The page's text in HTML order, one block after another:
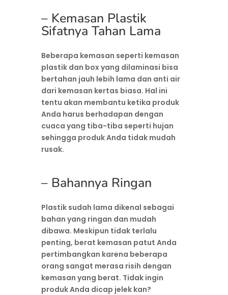
– Kemasan Plastik
Sifatnya Tahan Lama
Beberapa kemasan seperti kemasan
plastik dan box yang dilaminasi bisa
bertahan jauh lebih lama dan anti air
dari kemasan kertas biasa. Hal ini
tentu akan membantu ketika produk
Anda harus berhadapan dengan
cuaca yang tiba-tiba seperti hujan
sehingga produk Anda tidak mudah
rusak.
– Bahannya Ringan
Plastik sudah lama dikenal sebagai
bahan yang ringan dan mudah
dibawa. Meskipun tidak terlalu
penting, berat kemasan patut Anda
pertimbangkan karena beberapa
orang sangat merasa risih dengan
kemasan yang berat. Tidak ingin
produk Anda dicap jelek kan?